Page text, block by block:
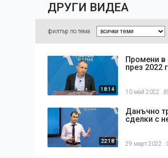
ДРУГИ ВИДЕА
филтър по тема
18:14
Промени в
през 2022
10 май 2022
22:18
Данъчно
сделки с
29 март 2022